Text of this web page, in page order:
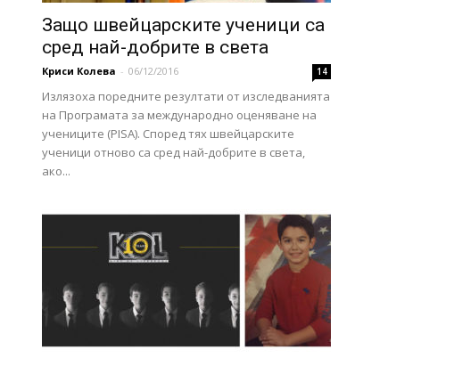
Защо швейцарските ученици са
сред най-добрите в света
Криси Колева - 06/12/2016 14
Излязоха поредните резултати от изследванията
на Програмата за международно оценяване на
учениците (PISA). Според тях швейцарските
ученици отново са сред най-добрите в света,
ако...